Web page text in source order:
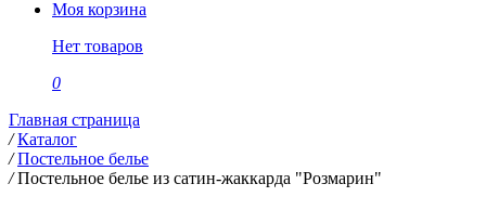
Моя корзина
Нет товаров
0
Главная страница
/ Каталог
/ Постельное белье
/ Постельное белье из сатин-жаккарда "Розмарин"